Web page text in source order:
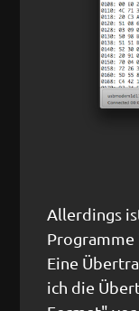
Allerdings
Programme
Eine
ich die